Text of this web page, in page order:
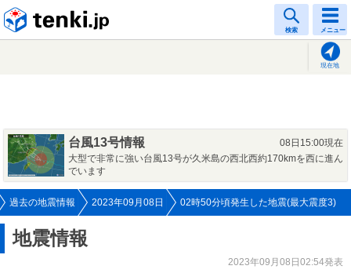
検索 メニュー
現在地
台風13号情報
08日15:00現在
大型で非常に強い台風13号が久米島の西北西約170kmを西に進ん
でいます
過去の地震情報 2023年09月08日 02時50分頃発生した地震(最大震度3)
地震情報
2023年09月08日02:54発表